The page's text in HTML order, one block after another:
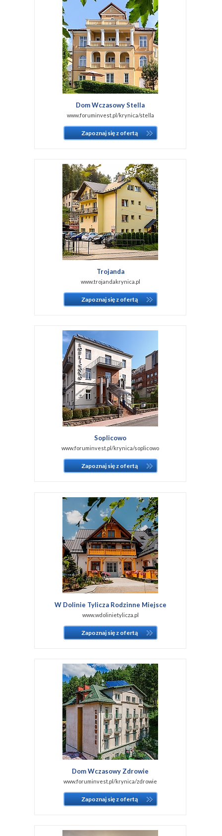
Dom Wczasowy Stella
www.foruminvest.pl/krynica/stella
Zapoznaj się z ofertą
Trojanda
www.trojandakrynica.pl
Zapoznaj się z ofertą
Soplicowo
www.foruminvest.pl/krynica/soplicowo
Zapoznaj się z ofertą
W Dolinie Tylicza Rodzinne Miejsce
www.wdolinietylicza.pl
Zapoznaj się z ofertą
Dom Wczasowy Zdrowie
www.foruminvest.pl/krynica/zdrowie
Zapoznaj się z ofertą